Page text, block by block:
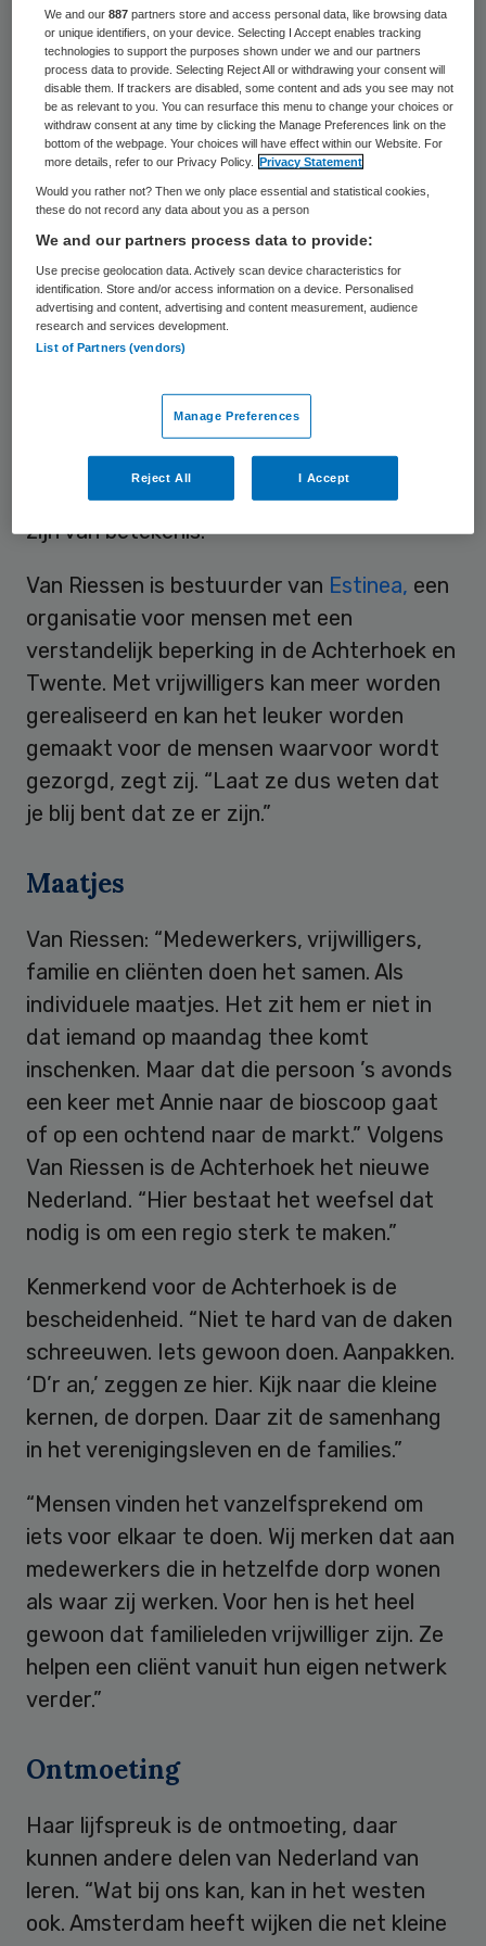
een voorbeeldregio in het
gedecentraliseerde zorgstelsel. Dat zegt
bestuursvoorzitter Beatrijs van Riessen
van zorgaanbieder Estinea in het
decembernummer van Skipr magazine. “Hier
bestaat het weefsel dat nodig is om een
regio sterk te maken.”
Een vitaal element in de Achterhoekse
aanpak zoals Van Riessen die voorstaat zijn
vrijwilligers. “Vrijwilligers moet je
interviewer Willem Wansink. “Vrijwilligers
willen een bijdrage leveren. Daar houdt het
niet op. Zij krijgen er zelf veel voor terug. Ze
horen erbij, ze worden ergens verwacht, ze
zijn van betekenis.”
Van Riessen is bestuurder van Estinea, een
organisatie voor mensen met een
verstandelijk beperking in de Achterhoek en
Twente. Met vrijwilligers kan meer worden
gerealiseerd en kan het leuker worden
gemaakt voor de mensen waarvoor wordt
gezorgd, zegt zij. “Laat ze dus weten dat
je blij bent dat ze er zijn.”
Maatjes
Van Riessen: “Medewerkers, vrijwilligers,
familie en cliënten doen het samen. Als
individuele maatjes. Het zit hem er niet in
dat iemand op maandag thee komt
inschenken. Maar dat die persoon ’s avonds
een keer met Annie naar de bioscoop gaat
of op een ochtend naar de markt.” Volgens
Van Riessen is de Achterhoek het nieuwe
Nederland. “Hier bestaat het weefsel dat
nodig is om een regio sterk te maken.”
Kenmerkend voor de Achterhoek is de
bescheidenheid. “Niet te hard van de daken
schreeuwen. Iets gewoon doen. Aanpakken.
‘D’r an,’ zeggen ze hier. Kijk naar die kleine
kernen, de dorpen. Daar zit de samenhang
in het verenigingsleven en de families.”
“Mensen vinden het vanzelfsprekend om
iets voor elkaar te doen. Wij merken dat aan
medewerkers die in hetzelfde dorp wonen
als waar zij werken. Voor hen is het heel
gewoon dat familieleden vrijwilliger zijn. Ze
helpen een cliënt vanuit hun eigen netwerk
verder.”
Ontmoeting
Haar lijfspreuk is de ontmoeting, daar
kunnen andere delen van Nederland van
leren. “Wat bij ons kan, kan in het westen
ook. Amsterdam heeft wijken die net kleine
We and our887 partners store and access personal data, like browsing data
or unique identifiers, on your device. Selecting I Accept enables tracking
technologies to support the purposes shown under we and our partners
process data to provide. Selecting Reject All or withdrawing your consent will
disable them. If trackers are disabled, some content and ads you see may not
be as relevant to you. You can resurface this menu to change your choices or
withdraw consent at any time by clicking the Manage Preferences link on the
bottom of the webpage. Your choices will have effect within our Website. For
more details, refer to our Privacy Policy.
Privacy Statement
Would you rather not? Then we only place essential and statistical cookies,
these do not record any data about you as a person
We and our partners process data to provide:
Use precise geolocation data. Actively scan device characteristics for
identification. Store and/or access information on a device. Personalised
advertising and content, advertising and content measurement, audience
research and services development.
List of Partners (vendors)
Manage Preferences
Reject All I Accept